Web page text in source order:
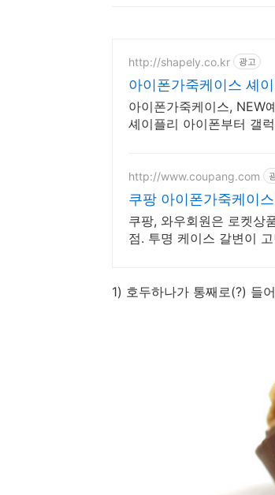
http://shapely.co.kr 광고
아이폰가죽케이스 셰
아이폰가죽케이스, NEW
셰이플리 아이폰부터 갤
http://www.coupang.com
쿠팡 아이폰가죽케이
쿠팡, 와우회원은 로켓상
점. 투명 케이스 갈변이
1) 호두하나가 통째로(?) 들